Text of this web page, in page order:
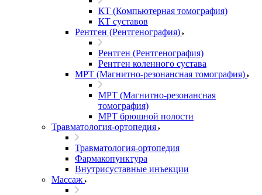
КТ (Компьютерная томография)
КТ суставов
Рентген (Рентгенография)
Рентген (Рентгенография)
Рентген коленного сустава
МРТ (Магнитно-резонансная томография)
МРТ (Магнитно-резонансная
томография)
МРТ брюшной полости
Травматология-ортопедия
Травматология-ортопедия
Фармакопунктура
Внутрисуставные инъекции
Массаж